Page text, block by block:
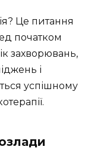
Це питання
початком
захворювань,
і
успішному